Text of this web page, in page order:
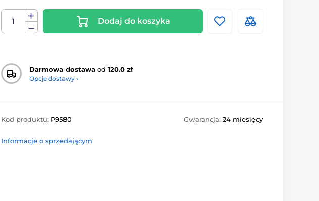
Dodaj do koszyka
Darmowa dostawa od 120.0 zł
Opcje dostawy ›
Kod produktu: P9580 Gwarancja: 24 miesięcy
Informacje o sprzedającym